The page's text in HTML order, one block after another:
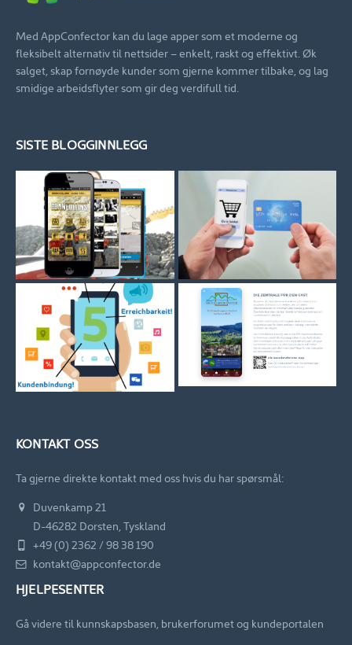
Med AppConfector kan du lage apper som et moderne og
fleksibelt alternativ til nettsider – enkelt, raskt og effektivt. Øk
salget, skap fornøyde kunder som gjerne kommer tilbake, og lag
smidige arbeidsflyter som gir deg verdifull tid.
SISTE BLOGGINNLEGG
KONTAKT OSS
Ta gjerne direkte kontakt med oss hvis du har spørsmål:
Duvenkamp 21
D-46282 Dorsten, Tyskland
+49 (0) 2362 / 98 38 190
kontakt@appconfector.de
HJELPESENTER
Gå videre til kunnskapsbasen, brukerforumet og kundeportalen